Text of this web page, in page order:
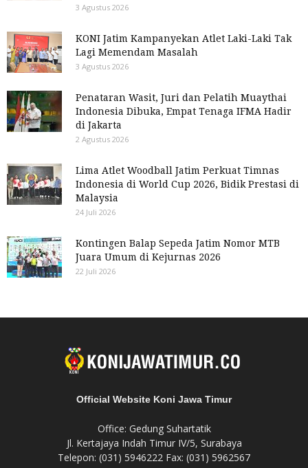
3 Agustus 2026
KONI Jatim Kampanyekan Atlet Laki-Laki Tak
Lagi Memendam Masalah
3 Agustus 2026
Penataran Wasit, Juri dan Pelatih Muaythai
Indonesia Dibuka, Empat Tenaga IFMA Hadir
di Jakarta
2 Agustus 2026
Lima Atlet Woodball Jatim Perkuat Timnas
Indonesia di World Cup 2026, Bidik Prestasi di
Malaysia
24 Juli 2026
Kontingen Balap Sepeda Jatim Nomor MTB
Juara Umum di Kejurnas 2026
22 Juli 2026
Official Website Koni Jawa Timur
Office: Gedung Suhartatik
Jl. Kertajaya Indah Timur IV/5, Surabaya
Telepon: (031) 5946222 Fax: (031) 5962567